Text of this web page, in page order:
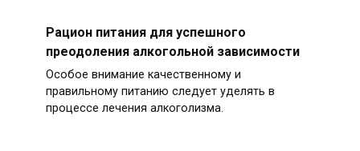
Рацион питания для успешного
преодоления алкогольной зависимости
Особое внимание качественному и
правильному питанию следует уделять в
процессе лечения алкоголизма.